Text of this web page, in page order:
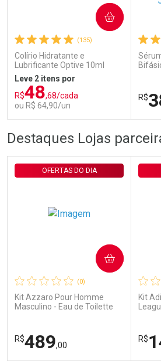
Comprar sem Desconto
Por R$ 29,30/cada
Comprar sem Desconto
Por R$ 29,30/cada
(135)
Colírio Hidratante e
Lubrificante Optive 10ml
Leve 2 itens por
R$48,68/cada
ou R$ 64,90/un
COMPRAR
FECHAR
Laboratório
Comprar sem Desconto
Por R$ 64,90/cada
FECHAR
Por Menos
Comprar sem Desconto
Por R$ 64,90/cada
R$
Por
Por
Destaques Lojas
(0)
Kit Azzaro Pour Homme
Masculino - Eau de Toilette
OFERTAS DO DIA
R$489,00
COMPRAR
Kit
R$